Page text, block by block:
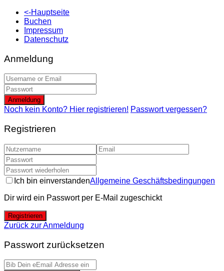
<-Hauptseite
Buchen
Impressum
Datenschutz
Anmeldung
Anmeldung
Noch kein Konto? Hier registrieren! Passwort vergessen?
Registrieren
Ich bin einverstandenAllgemeine Geschäftsbedingungen
Dir wird ein Passwort per E-Mail zugeschickt
Registrieren
Zurück zur Anmeldung
Passwort zurücksetzen